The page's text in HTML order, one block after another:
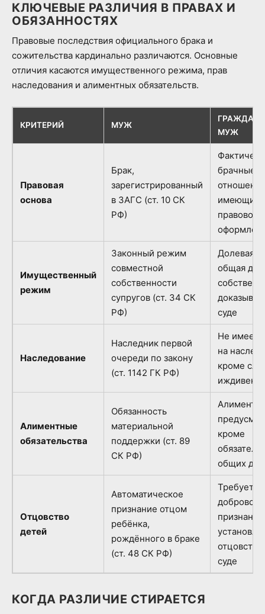
КЛЮЧЕВЫЕ РАЗЛИЧИЯ В ПРАВАХ И
ОБЯЗАННОСТЯХ
Правовые последствия официального брака и
сожительства кардинально различаются. Основные
отличия касаются имущественного режима, прав
наследования и алиментных обязательств.
КРИТЕРИЙ МУЖ
МУЖ
Правовая
основа
Брак,
зарегистрированный
в ЗАГС (ст. 10 СК
РФ)
брачные
имеющие
правового
Имущественный
режим
Законный режим
совместной
собственности
супругов (ст. 34 СК
РФ)
Долевая
общая
суде
Наследование
Наследник первой
очереди по закону
(ст. 1142 ГК РФ)
Не имеет
на
кроме
Алиментные
обязательства
Обязанность
материальной
поддержки (ст. 89
СК РФ)
Алименты
кроме
общих
Отцовство
детей
Автоматическое
признание отцом
ребёнка,
рождённого в браке
(ст. 48 СК РФ)
Требуется
отцовства
суде
КОГДА РАЗЛИЧИЕ СТИРАЕТСЯ